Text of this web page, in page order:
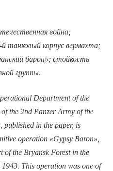
война;
танковый корпус вермахта;
барон»; стойкость
группы.
Department of the
the 2nd Panzer Army of the
published in the paper, is
operation «Gypsy Baron»,
of the Bryansk Forest in the
This operation was one of